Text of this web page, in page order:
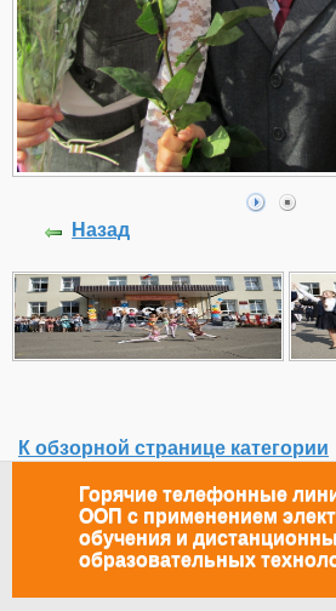
Назад
К обзорной странице категории
Горячие телефонные
ООП с применением
обучения и
образовательных